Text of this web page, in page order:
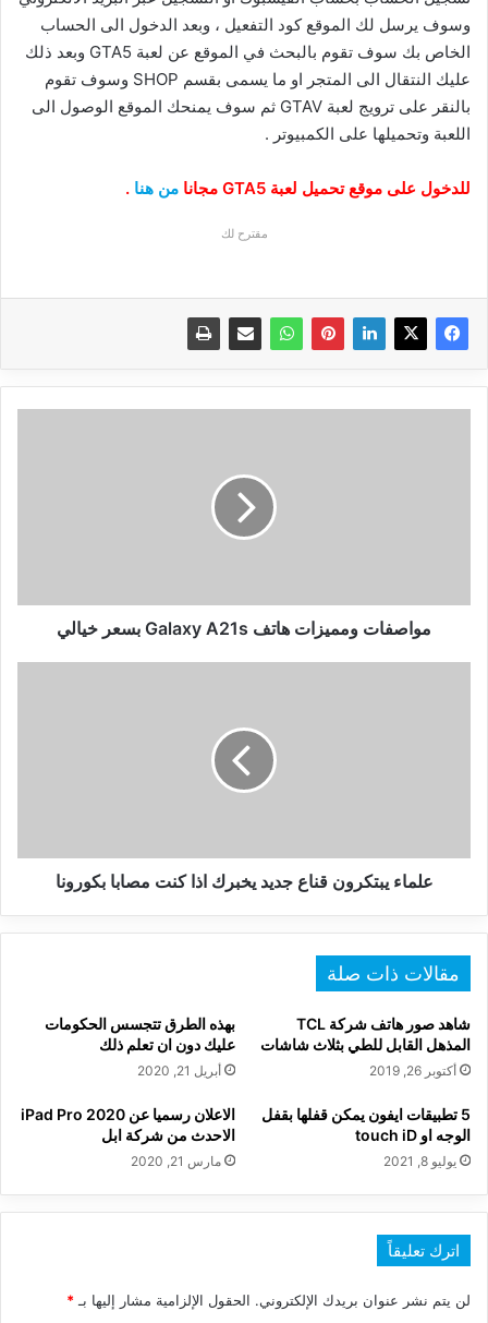
وسوف يرسل لك الموقع كود التفعيل ، وبعد الدخول الى الحساب
الخاص بك سوف تقوم بالبحث في الموقع عن لعبة GTA5 وبعد ذلك
عليك النتقال الى المتجر او ما يسمى بقسم SHOP وسوف تقوم
بالنقر على ترويج لعبة GTAV ثم سوف يمنحك الموقع الوصول الى
اللعبة وتحميلها على الكمبيوتر .
للدخول على موقع تحميل لعبة GTA5 مجانا من هنا .
مقترح لك
مواصفات ومميزات هاتف Galaxy A21s بسعر خيالي
بكورونا
علماء يبتكرون قناع جديد يخبرك اذا كنت مصابا بكورونا
مقالات ذات صلة
شاهد صور هاتف شركة TCL
المذهل القابل للطي بثلاث شاشات
أكتوبر 26, 2019
بهذه الطرق تتجسس الحكومات
عليك دون ان تعلم ذلك
أبريل 21, 2020
5 تطبيقات ايفون يمكن قفلها بقفل
الوجه او touch iD
يوليو 8, 2021
الاعلان رسميا عن 2020 iPad Pro
الاحدث من شركة ابل
مارس 21, 2020
اترك تعليقاً
لن يتم نشر عنوان بريدك الإلكتروني. الحقول الإلزامية مشار إليها بـ *